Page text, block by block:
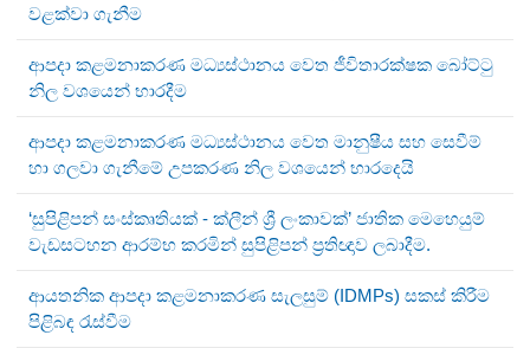
වළක්වා ගැනීම
ආපදා කළමනාකරණ මධ්‍යස්ථානය වෙත ජීවිතාරක්ෂක බෝට්ටු
නිල වශයෙන් භාරදීම
ආපදා කළමනාකරණ මධ්‍යස්ථානය වෙත මානුෂීය සහ සෙවීම්
හා ගලවා ගැනීමේ උපකරණ නිල වශයෙන් භාරදෙයි
‘සුපිළිපන් සංස්කෘතියක් - ක්ලීන් ශ්‍රී ලංකාවක්’ ජාතික මෙහෙයුම්
වැඩසටහන ආරම්භ කරමින් සුපිළිපන් ප්‍රතිඥාව ලබාදීම.
ආයතනික ආපදා කළමනාකරණ සැලසුම් (IDMPs) සකස් කිරීම
පිළිබඳ රැස්වීම